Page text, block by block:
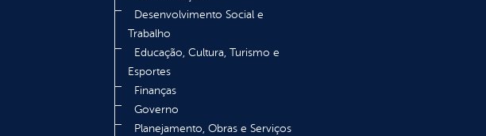
Desenvolvimento Social e
Trabalho
Educação, Cultura, Turismo e
Esportes
Finanças
Governo
Planejamento, Obras e Serviços